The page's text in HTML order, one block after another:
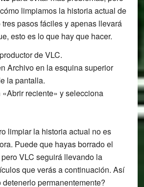
limpiamos la historia actual de
pasos fáciles y apenas llevará
esto es lo que hay que hacer.
de VLC.
Archivo en la esquina superior
la pantalla.
reciente» y selecciona
limpiar la historia actual no es
Puede que hayas borrado el
VLC seguirá llevando la
que verás a continuación. Así
permanentemente?